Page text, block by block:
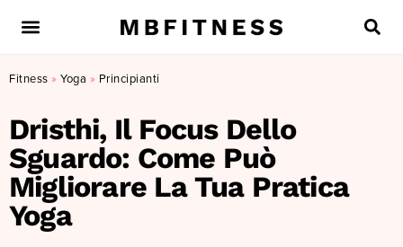
Fitness » Yoga » Principianti
Dristhi, Il Focus Dello
Sguardo: Come Può
Migliorare La Tua Pratica
Yoga